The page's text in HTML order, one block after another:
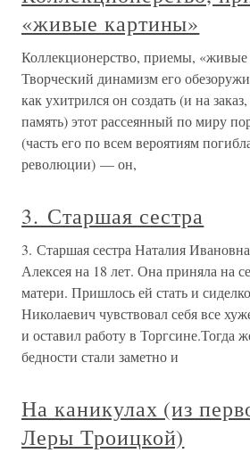
«живые картины»
Коллекционерство, приемы,
Творческий динамизм его
как ухитрился он создать (и на
память) этот рассеянный по миру
(часть его по всем вероятиям
революции) — он,
3. Старшая сестра
3. Старшая сестра Наталия
Алексея на 18 лет. Она приняла на
матери. Пришлось ей стать и
Николаевич чувствовал себя все
и оставил работу в Торгсине.Тогда
бедности стали заметно и
На каникулах (из
Леры Троицкой)